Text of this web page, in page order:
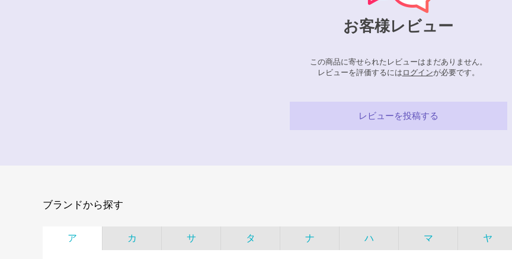
お客様レビュー
この商品に寄せられたレビューはまだありません。
レビューを評価するには ログインが必要です。
レビューを投稿する
ブランドから探す
ア カ サ タ ナ ハ マ ヤ